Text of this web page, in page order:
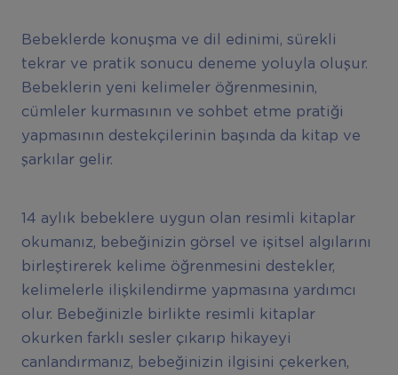
Bebeklerde konuşma ve dil edinimi, sürekli
tekrar ve pratik sonucu deneme yoluyla oluşur.
Bebeklerin yeni kelimeler öğrenmesinin,
cümleler kurmasının ve sohbet etme pratiği
yapmasının destekçilerinin başında da kitap ve
şarkılar gelir.
14 aylık bebeklere uygun olan resimli kitaplar
okumanız, bebeğinizin görsel ve işitsel algılarını
birleştirerek kelime öğrenmesini destekler,
kelimelerle ilişkilendirme yapmasına yardımcı
olur. Bebeğinizle birlikte resimli kitaplar
okurken farklı sesler çıkarıp hikayeyi
canlandırmanız, bebeğinizin ilgisini çekerken,